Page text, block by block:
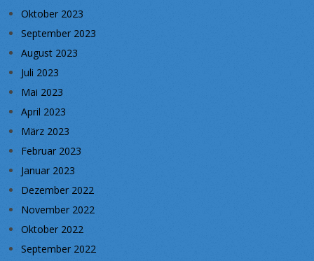
Oktober 2023
September 2023
August 2023
Juli 2023
Mai 2023
April 2023
März 2023
Februar 2023
Januar 2023
Dezember 2022
November 2022
Oktober 2022
September 2022